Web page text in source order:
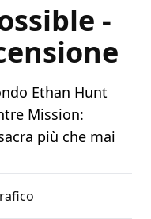
-
Ethan Hunt
Mission:
più che mai